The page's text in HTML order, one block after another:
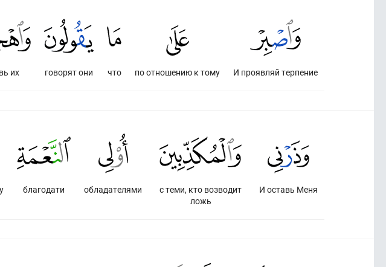
И проявляй терпение
по отношению к тому
что
говорят они
их
И оставь Меня
с теми, кто возводит
ложь
обладателями
благодати